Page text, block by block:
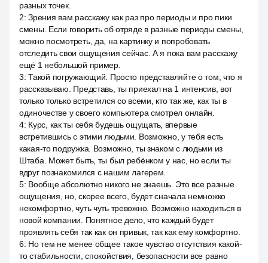
разных точек.
2:Зрения вам расскажу как раз про периоды и про пики
смены. Если говорить об отряде в разные периоды смены,
можно посмотреть, да, на картинку и попробовать
отследить свои ощущения сейчас. А я пока вам расскажу
ещё 1 небольшой пример.
3:Такой погружающий. Просто представляйте о том, что я
рассказываю. Представь, ты приехал на 1 интенсив, вот
только только встретился со всеми, кто так же, как ты в
одиночестве у своего компьютера смотрел онлайн.
4: Курс, как ты себя будешь ощущать, впервые
встретившись с этими людьми. Возможно, у тебя есть
какая-то подружка. Возможно, ты знаком с людьми из
Штаба. Может быть, ты был ребёнком у нас, но если ты
вдруг познакомился с нашим лагерем.
5: Вообще абсолютно никого не знаешь. Это все разные
ощущения, но, скорее всего, будет сначала немножко
некомфортно, чуть чуть тревожно. Возможно находиться в
новой компании. Понятное дело, что каждый будет
проявлять себя так как он привык, так как ему комфортно.
6: Но тем не менее общее такое чувство отсутствия какой-
то стабильности, спокойствия, безопасности все равно